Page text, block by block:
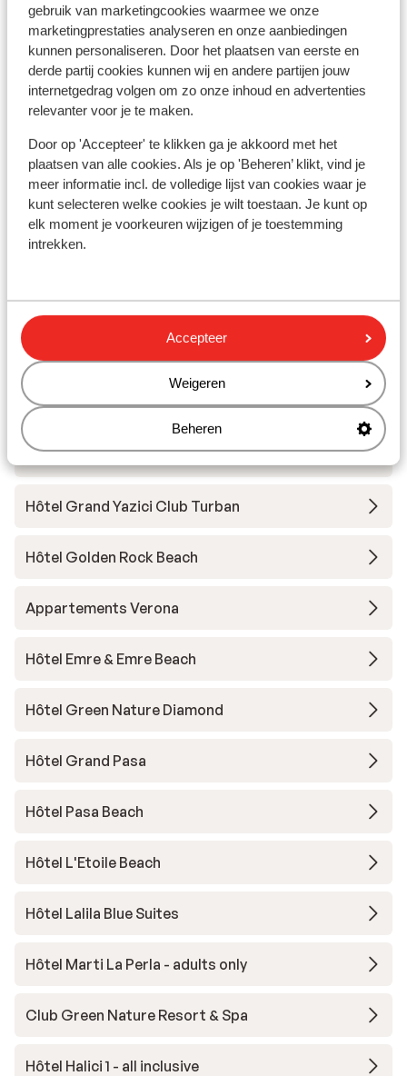
gebruik van marketingcookies waarmee we onze
marketingprestaties analyseren en onze aanbiedingen
kunnen personaliseren. Door het plaatsen van eerste en
derde partij cookies kunnen wij en andere partijen jouw
internetgedrag volgen om zo onze inhoud en advertenties
relevanter voor je te maken.
Door op 'Accepteer' te klikken ga je akkoord met het
plaatsen van alle cookies. Als je op 'Beheren’ klikt, vind je
meer informatie incl. de volledige lijst van cookies waar je
kunt selecteren welke cookies je wilt toestaan. Je kunt op
elk moment je voorkeuren wijzigen of je toestemming
intrekken.
Accepteer
Weigeren
Beheren
Afficher sur la carte
À proximité
En bord de mer (plage de sable, transats (gratuit) ,
parasols (gratuit) )
Distance du centre-ville: environ 1 kilomètres
Distance jusqu'à Barstreet environ 1 kilomètres
Distance au restaurant le plus proche environ 50
mètres
Autres hébergements - La Côte
Egéenne Sud
Hôtel Marbella
Hôtel Grand Yazici Club Turban
Hôtel Golden Rock Beach
Appartements Verona
Hôtel Emre & Emre Beach
Hôtel Green Nature Diamond
Hôtel Grand Pasa
Hôtel Pasa Beach
Hôtel L'Etoile Beach
Hôtel Lalila Blue Suites
Hôtel Marti La Perla - adults only
Club Green Nature Resort & Spa
Hôtel Halici 1 - all inclusive